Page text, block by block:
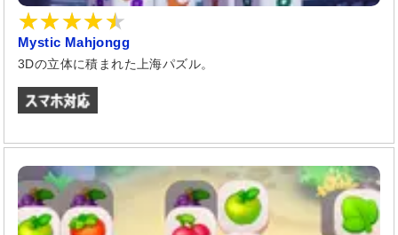
Mystic Mahjongg
3Dの立体に積まれた上海パズル。